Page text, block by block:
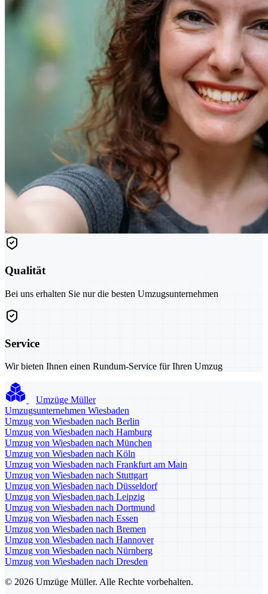
Qualität
Bei uns erhalten Sie nur die besten Umzugsunternehmen
Service
Wir bieten Ihnen einen Rundum-Service für Ihren Umzug
Umzüge Müller
Umzugsunternehmen Wiesbaden
Umzug von Wiesbaden nach Berlin
Umzug von Wiesbaden nach Hamburg
Umzug von Wiesbaden nach München
Umzug von Wiesbaden nach Köln
Umzug von Wiesbaden nach Frankfurt am Main
Umzug von Wiesbaden nach Stuttgart
Umzug von Wiesbaden nach Düsseldorf
Umzug von Wiesbaden nach Leipzig
Umzug von Wiesbaden nach Dortmund
Umzug von Wiesbaden nach Essen
Umzug von Wiesbaden nach Bremen
Umzug von Wiesbaden nach Hannover
Umzug von Wiesbaden nach Nürnberg
Umzug von Wiesbaden nach Dresden
© 2026 Umzüge Müller. Alle Rechte vorbehalten.